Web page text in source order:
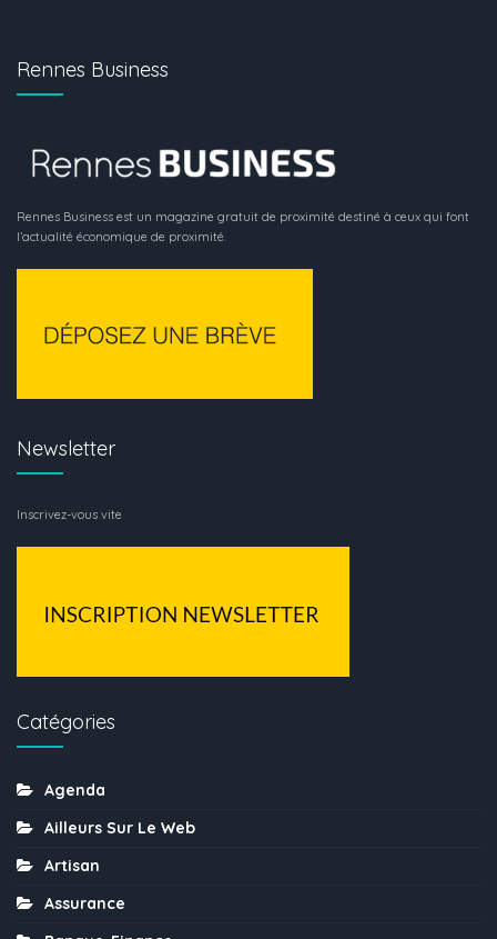
Rennes Business
Rennes Business est un magazine gratuit de proximité destiné à ceux qui font
l’actualité économique de proximité.
Newsletter
Inscrivez-vous vite
Catégories
Agenda
Ailleurs Sur Le Web
Artisan
Assurance